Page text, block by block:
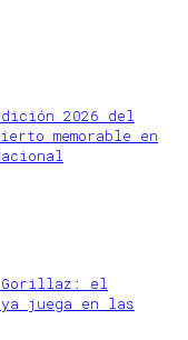
2026 del
memorable en
Gorillaz: el
juega en las